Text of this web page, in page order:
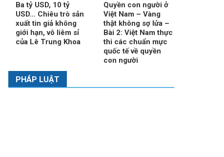
Ba tỷ USD, 10 tỷ
USD… Chiêu trò sản
xuất tin giả không
giới hạn, vô liêm sỉ
của Lê Trung Khoa
Quyền con người ở
Việt Nam – Vàng
thật không sợ lửa –
Bài 2: Việt Nam thực
thi các chuẩn mực
quốc tế về quyền
con người
PHÁP LUẬT